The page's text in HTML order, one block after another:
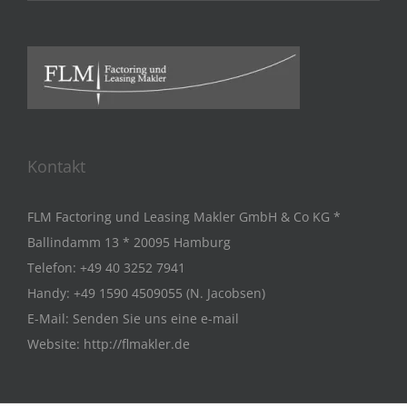
Kontakt
FLM Factoring und Leasing Makler GmbH & Co KG *
Ballindamm 13 * 20095 Hamburg
Telefon: +49 40 3252 7941
Handy: +49 1590 4509055 (N. Jacobsen)
E-Mail: Senden Sie uns eine e-mail
Website: http://flmakler.de